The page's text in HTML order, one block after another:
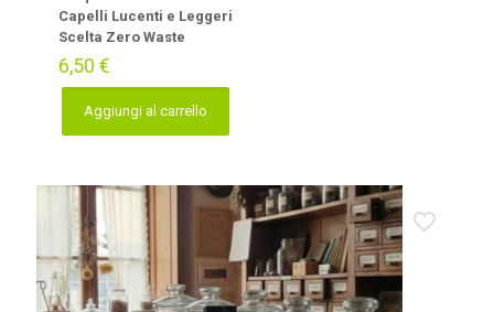
Capelli Lucenti e Leggeri
Scelta Zero Waste
6,50 €
Aggiungi al carrello